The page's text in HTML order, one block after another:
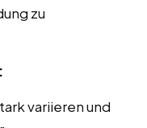
zu
variieren und